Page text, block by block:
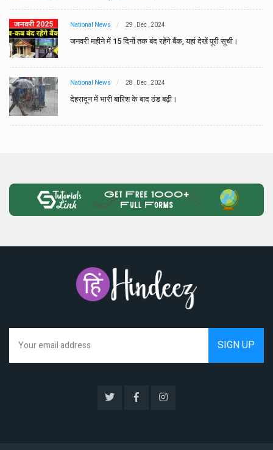
National News 29 , Dec , 2024
जनवरी महीने में 15 दिनों तक बंद रहेंगे बैंक, यहां देखें पूरी सूची।
National News 28 , Dec , 2024
देहरादून में भारी बारिश के बाद ठंड बढ़ी।